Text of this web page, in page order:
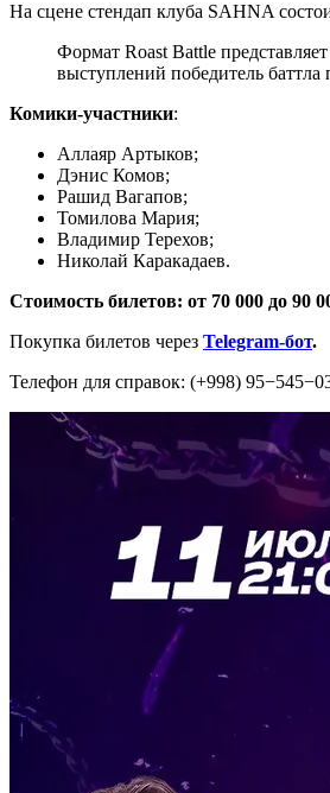
На сцене стендап клуба SAHNA
Формат Roast Battle
выступлений победитель
Комики-участники:
Аллаяр Артыков;
Дэнис Комов;
Рашид Вагапов;
Томилова Мария;
Владимир Терехов;
Николай Каракадаев.
Стоимость билетов: от 70 000 до 90
Покупка билетов через Telegram-бот.
Телефон для справок: (+998)